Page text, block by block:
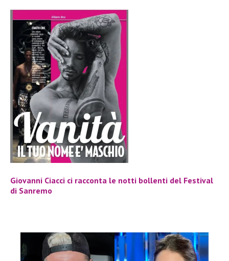
Giovanni Ciacci ci racconta le notti bollenti del Festival
di Sanremo